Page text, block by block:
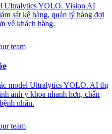
Ultralytics YOLO. Vision AI
sát kệ hàng, quản lý hàng đợi
về khách hàng.
model Ultralytics YOLO. AI thị
ảnh y khoa nhanh hơn, chẩn
nhân.